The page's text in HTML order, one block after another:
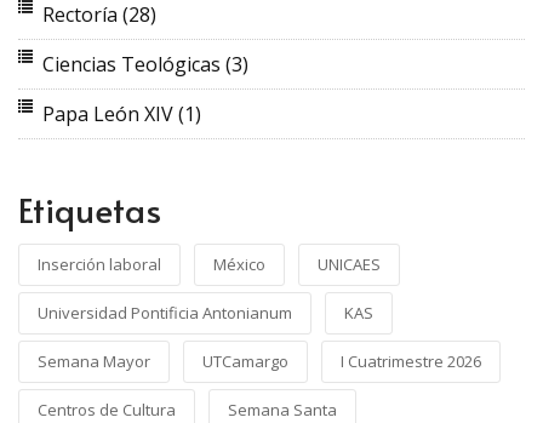
Rectoría (28)
Ciencias Teológicas (3)
Papa León XIV(1)
Etiquetas
Inserción laboral México UNICAES
Universidad Pontificia Antonianum KAS
Semana Mayor UTCamargo I Cuatrimestre 2026
Centros de Cultura Semana Santa